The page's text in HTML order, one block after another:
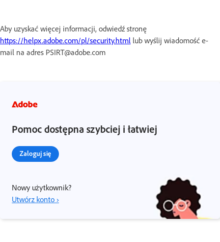
Aby uzyskać więcej informacji, odwiedź stronę
https://helpx.adobe.com/pl/security.html lub wyślij wiadomość e-
mail na adres PSIRT@adobe.com
Pomoc dostępna szybciej i łatwiej
Zaloguj się
Nowy użytkownik?
Utwórz konto ›